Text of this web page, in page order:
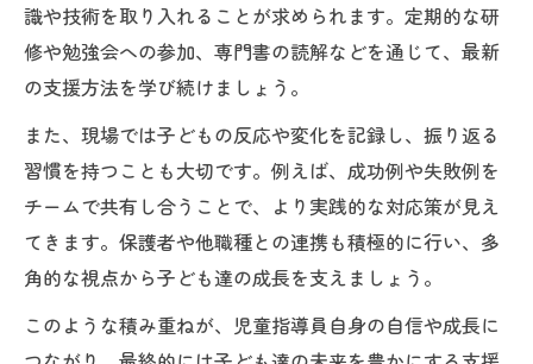
識や技術を取り入れることが求められます。定期的な研
修や勉強会への参加、専門書の読解などを通じて、最新
の支援方法を学び続けましょう。
また、現場では子どもの反応や変化を記録し、振り返る
習慣を持つことも大切です。例えば、成功例や失敗例を
チームで共有し合うことで、より実践的な対応策が見え
てきます。保護者や他職種との連携も積極的に行い、多
角的な視点から子ども達の成長を支えましょう。
このような積み重ねが、児童指導員自身の自信や成長に